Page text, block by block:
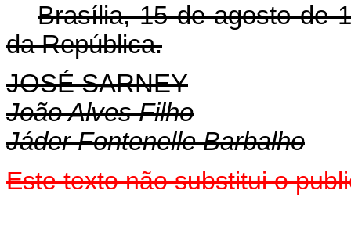
Brasília, 15 de agosto de
da República.
JOSÉ SARNEY
João Alves Filho
Jáder Fontenelle Barbalho
Este texto não substitui o